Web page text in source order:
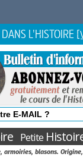
DANS L'HISTOIRE
Petite
armoiries, blasons.